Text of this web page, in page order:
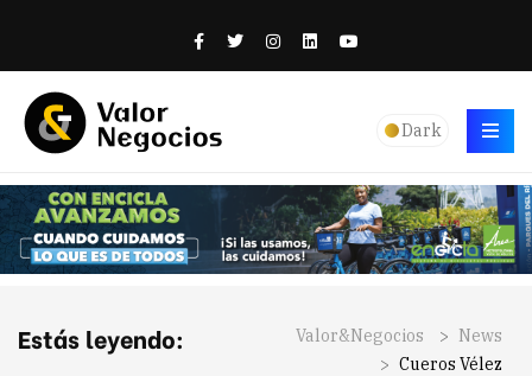
Dark
Estás leyendo: Valor&Negocios > News
> Cueros Vélez